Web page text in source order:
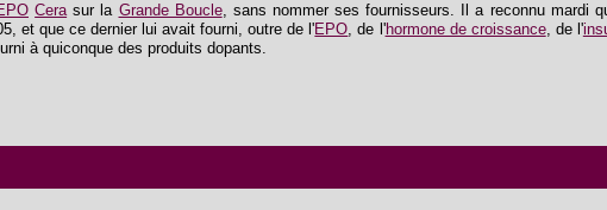
Cerasur la Grande Boucle, sans nommer ses fournisseurs. Il a reconnu mardi
et que ce dernier lui avait fourni, outre de l'EPO, de l'hormone de croissance, de l'
à quiconque des produits dopants.